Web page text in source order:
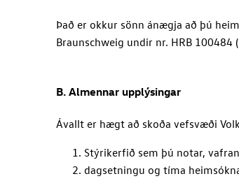
Það er okkur sönn ánægja að þú
Braunschweig undir nr. HRB 100484 (
B. Almennar upplýsingar
Ávallt er hægt að skoða vefsvæði
Stýrikerfið sem þú notar,
dagsetningu og tíma